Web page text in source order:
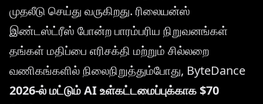
முதலீடு செய்து வருகிறது. ரிலையன்ஸ்
இண்டஸ்ட்ரீஸ் போன்ற பாரம்பரிய நிறுவனங்கள்
தங்கள் மதிப்பை எரிசக்தி மற்றும் சில்லறை
வணிகங்களில் நிலைநிறுத்தும்போது, ByteDance
2026-ல் மட்டும் AI உள்கட்டமைப்புக்காக $70